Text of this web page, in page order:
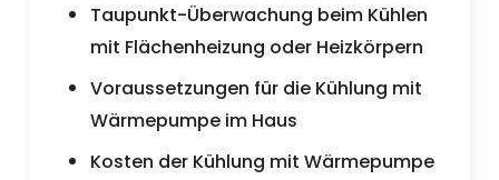
Taupunkt-Überwachung beim Kühlen
mit Flächenheizung oder Heizkörpern
Voraussetzungen für die Kühlung mit
Wärmepumpe im Haus
Kosten der Kühlung mit Wärmepumpe